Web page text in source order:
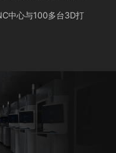
中心与100多台3D打